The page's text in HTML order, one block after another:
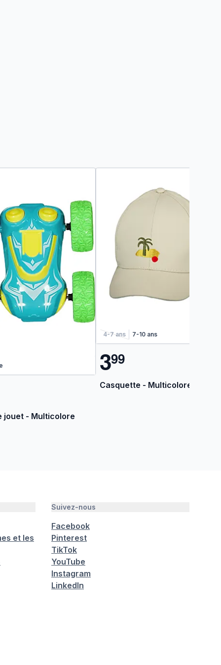
jouet - Multicolore
4-7 ans 7-10 ans
399
Casquette - Multicolore
et les
Suivez-nous
Facebook
Pinterest
TikTok
YouTube
Instagram
LinkedIn